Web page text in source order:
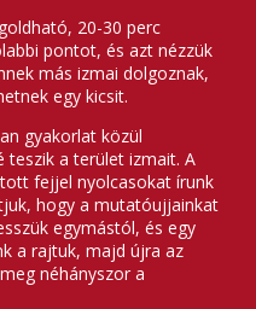
20-30 perc
pontot, és azt nézzük
más izmai dolgoznak,
egy kicsit.
gyakorlat közül
teszik a terület izmait. A
fejjel nyolcasokat írunk
hogy a mutatóujjainkat
egymástól, és egy
a rajtuk, majd újra az
néhányszor a